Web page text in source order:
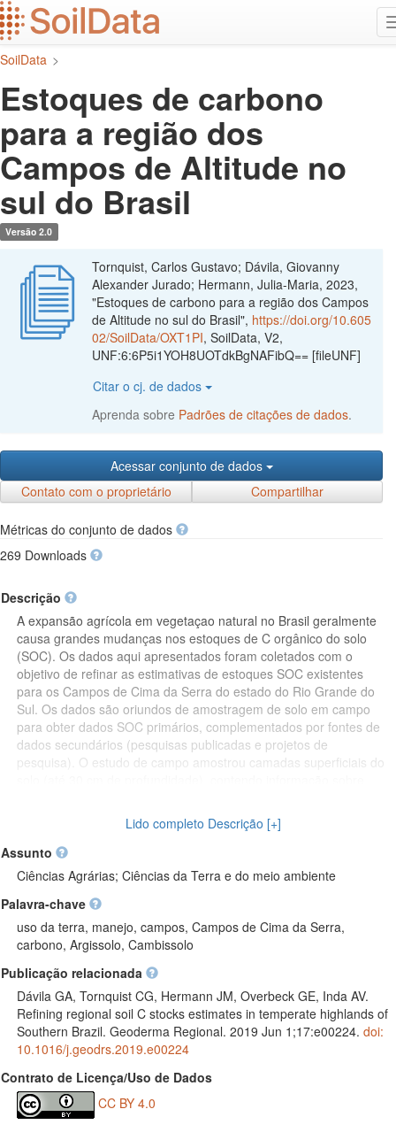
Ir
para
o
conteúdo
SoilData >
Estoques de carbono
para a região dos
Campos de Altitude no
sul do Brasil
Versão 2.0
Tornquist, Carlos Gustavo; Dávila, Giovanny
Alexander Jurado; Hermann, Julia-Maria, 2023,
"Estoques de carbono para a região dos Campos
de Altitude no sul do Brasil", https://doi.org/10.605
02/SoilData/OXT1PI, SoilData, V2,
UNF:6:6P5i1YOH8UOTdkBgNAFibQ== [fileUNF]
Citar o cj. de dados
Aprenda sobre Padrões de citações de dados.
Acessar conjunto de dados
Contato com o proprietário
Compartilhar
Métricas do conjunto de dados
269 Downloads
Descrição
A expansão agrícola em vegetaçao natural no Brasil geralmente
causa grandes mudanças nos estoques de C orgânico do solo
(SOC). Os dados aqui apresentados foram coletados com o
objetivo de refinar as estimativas de estoques SOC existentes
para os Campos de Cima da Serra do estado do Rio Grande do
Sul. Os dados são oriundos de amostragem de solo em campo
para obter dados SOC primários, complementados por fontes de
dados secundários (pesquisas publicadas e projetos de
pesquisa). O estudo de campo amostrou camadas superficiais do
campos semi-naturais com e sem manejo de fogo, campos
cobertos com forrageiras leguminosas e campos em pousio após
culturas hortícolas anuais intensivas ou plantações de Pinus (
campos secundários). Grandes estoques de SOC (0–30cm de
profundidade) foram medidos em Argissolos (244,4MgCha−1) e
Cambissolos (191,1MgCha−1) sob pastagens sem manejo com
fogo, enquanto estoques menores foram encontrados em
Cambissolos sob cultivos agrícolas. Essas informações podem ser
usadas para definir políticas públicas para a agricultura de
conservação e apoiar a atualização e o refinamento dos
inventários nacionais de gases de efeito estufa SOC. (2023-07-
10)
Lido completo Descrição [+]
Assunto
Ciências Agrárias; Ciências da Terra e do meio ambiente
Palavra-chave
uso da terra, manejo, campos, Campos de Cima da Serra,
carbono, Argissolo, Cambissolo
Publicação relacionada
Dávila GA, Tornquist CG, Hermann JM, Overbeck GE, Inda AV.
Refining regional soil C stocks estimates in temperate highlands of
Southern Brazil. Geoderma Regional. 2019 Jun 1;17:e00224. doi:
10.1016/j.geodrs.2019.e00224
Contrato de Licença/Uso de Dados
CC BY 4.0